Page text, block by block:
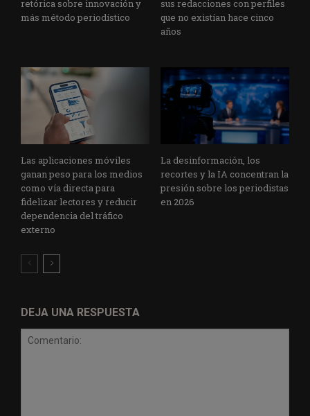
retórica sobre innovación y
más método periodístico
sus redacciones con perfiles
que no existían hace cinco
años
Las aplicaciones móviles
ganan peso para los medios
como vía directa para
fidelizar lectores y reducir
dependencia del tráfico
externo
La desinformación, los
recortes y la IA concentran la
presión sobre los periodistas
en 2026
DEJA UNA RESPUESTA